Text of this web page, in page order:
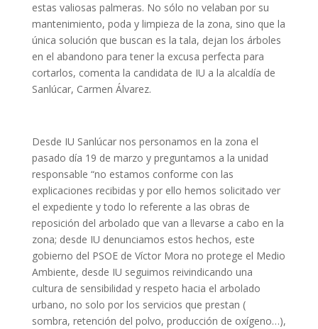
estas valiosas palmeras. No sólo no velaban por su
mantenimiento, poda y limpieza de la zona, sino que la
única solución que buscan es la tala, dejan los árboles
en el abandono para tener la excusa perfecta para
cortarlos, comenta la candidata de IU a la alcaldía de
Sanlúcar, Carmen Álvarez.
Desde IU Sanlúcar nos personamos en la zona el
pasado día 19 de marzo y preguntamos a la unidad
responsable “no estamos conforme con las
explicaciones recibidas y por ello hemos solicitado ver
el expediente y todo lo referente a las obras de
reposición del arbolado que van a llevarse a cabo en la
zona; desde IU denunciamos estos hechos, este
gobierno del PSOE de Víctor Mora no protege el Medio
Ambiente, desde IU seguimos reivindicando una
cultura de sensibilidad y respeto hacia el arbolado
urbano, no solo por los servicios que prestan (
sombra, retención del polvo, producción de oxígeno…),